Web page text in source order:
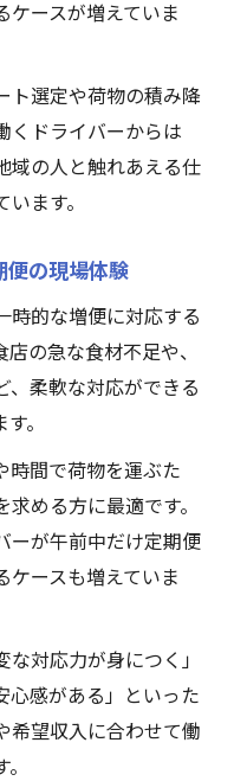
ケースが増えていま
ト選定や荷物の積み降
くドライバーからは
域の人と触れあえる仕
ます。
便の現場体験
時的な増便に対応する
の急な食材不足や、
、柔軟な対応ができる
。
時間で荷物を運ぶた
める方に最適です。
ーが午前中だけ定期便
ケースも増えていま
対応力が身につく」
心感がある」といった
希望収入に合わせて働